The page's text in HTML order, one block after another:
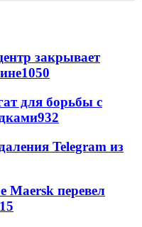
закрывает
1050
для борьбы с
932
Telegram из
Maersk перевел